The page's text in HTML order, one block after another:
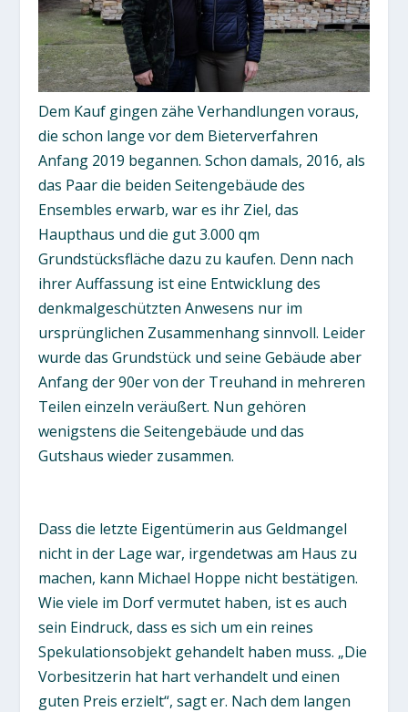
Dem Kauf gingen zähe Verhandlungen voraus,
die schon lange vor dem Bieterverfahren
Anfang 2019 begannen. Schon damals, 2016, als
das Paar die beiden Seitengebäude des
Ensembles erwarb, war es ihr Ziel, das
Haupthaus und die gut 3.000 qm
Grundstücksfläche dazu zu kaufen. Denn nach
ihrer Auffassung ist eine Entwicklung des
denkmalgeschützten Anwesens nur im
ursprünglichen Zusammenhang sinnvoll. Leider
wurde das Grundstück und seine Gebäude aber
Anfang der 90er von der Treuhand in mehreren
Teilen einzeln veräußert. Nun gehören
wenigstens die Seitengebäude und das
Gutshaus wieder zusammen.
Dass die letzte Eigentümerin aus Geldmangel
nicht in der Lage war, irgendetwas am Haus zu
machen, kann Michael Hoppe nicht bestätigen.
Wie viele im Dorf vermutet haben, ist es auch
sein Eindruck, dass es sich um ein reines
Spekulationsobjekt gehandelt haben muss. „Die
Vorbesitzerin hat hart verhandelt und einen
guten Preis erzielt“, sagt er. Nach dem langen